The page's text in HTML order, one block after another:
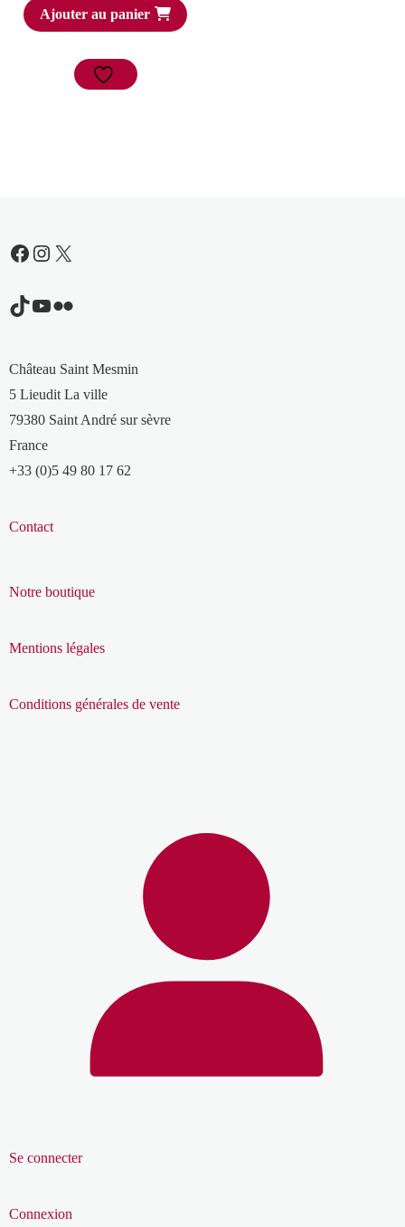
Ajouter au panier
Facebook
Instagram
X
TikTok
YouTube
Flickr
Château Saint Mesmin
5 Lieudit La ville
79380 Saint André sur sèvre
France
+33 (0)5 49 80 17 62
Contact
Notre boutique
Mentions légales
Conditions générales de vente
Se connecter
Connexion